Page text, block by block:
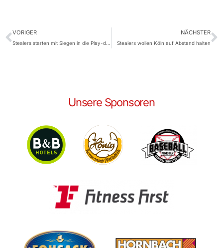
VORIGER NÄCHSTER
Stealers wollen Köln auf Abstand halten
Unsere Sponsoren